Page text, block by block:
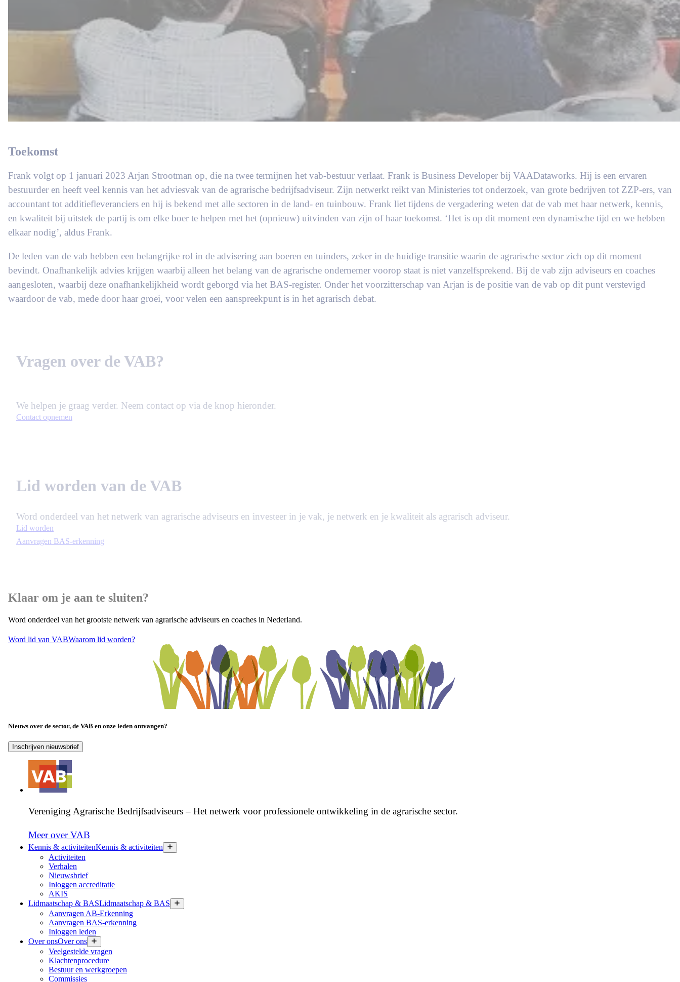
Toekomst
Frank volgt op 1 januari 2023 Arjan Strootman op, die na twee termijnen het vab-bestuur verlaat. Frank is Business Developer bij VAADataworks. Hij is een ervaren
bestuurder en heeft veel kennis van het adviesvak van de agrarische bedrijfsadviseur. Zijn netwerkt reikt van Ministeries tot onderzoek, van grote bedrijven tot ZZP-ers, van
accountant tot additiefleveranciers en hij is bekend met alle sectoren in de land- en tuinbouw. Frank liet tijdens de vergadering weten dat de vab met haar netwerk, kennis,
en kwaliteit bij uitstek de partij is om elke boer te helpen met het (opnieuw) uitvinden van zijn of haar toekomst. ‘Het is op dit moment een dynamische tijd en we hebben
elkaar nodig’, aldus Frank.
De leden van de vab hebben een belangrijke rol in de advisering aan boeren en tuinders, zeker in de huidige transitie waarin de agrarische sector zich op dit moment
bevindt. Onafhankelijk advies krijgen waarbij alleen het belang van de agrarische ondernemer voorop staat is niet vanzelfsprekend. Bij de vab zijn adviseurs en coaches
aangesloten, waarbij deze onafhankelijkheid wordt geborgd via het BAS-register. Onder het voorzitterschap van Arjan is de positie van de vab op dit punt verstevigd
waardoor de vab, mede door haar groei, voor velen een aanspreekpunt is in het agrarisch debat.
Vragen over de VAB?
We helpen je graag verder. Neem contact op via de knop hieronder.
Contact opnemen
Lid worden van de VAB
Word onderdeel van het netwerk van agrarische adviseurs en investeer in je vak, je netwerk en je kwaliteit als agrarisch adviseur.
Lid worden
Aanvragen BAS-erkenning
Klaar om je aan te sluiten?
Word onderdeel van het grootste netwerk van agrarische adviseurs en coaches in Nederland.
Word lid van VABWaarom lid worden?
Nieuws over de sector, de VAB en onze leden ontvangen?
Inschrijven nieuwsbrief
Vereniging Agrarische Bedrijfsadviseurs – Het netwerk voor professionele ontwikkeling in de agrarische sector.
Meer over VAB
Kennis & activiteitenKennis & activiteiten
Activiteiten
Verhalen
Nieuwsbrief
Inloggen accreditatie
AKIS
Lidmaatschap & BASLidmaatschap & BAS
Aanvragen AB-Erkenning
Aanvragen BAS-erkenning
Inloggen leden
Over onsOver ons
Veelgestelde vragen
Klachtenprocedure
Bestuur en werkgroepen
Commissies